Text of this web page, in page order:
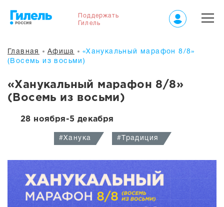
Поддержать
Гилель
Главная Афиша
«Ханукальный марафон 8/8»
(Восемь из восьми)
«Ханукальный марафон 8/8»
(Восемь из восьми)
28 ноября-5 декабря
#Ханука #Традиция